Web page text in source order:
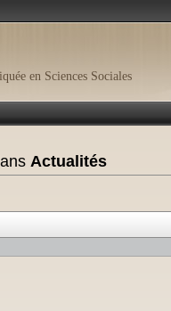
en Sciences Sociales
Actualités